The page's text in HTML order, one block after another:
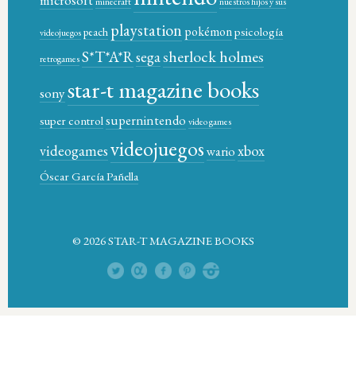
videojuegospeach playstationpokémonpsicología
retrogamesS*T*A*Rsegasherlock holmes
sonystar-t magazine books
super controlsupernintendo video games
videogamesvideojuegoswarioxbox
Óscar García Pañella
© 2026 STAR-T MAGAZINE BOOKS